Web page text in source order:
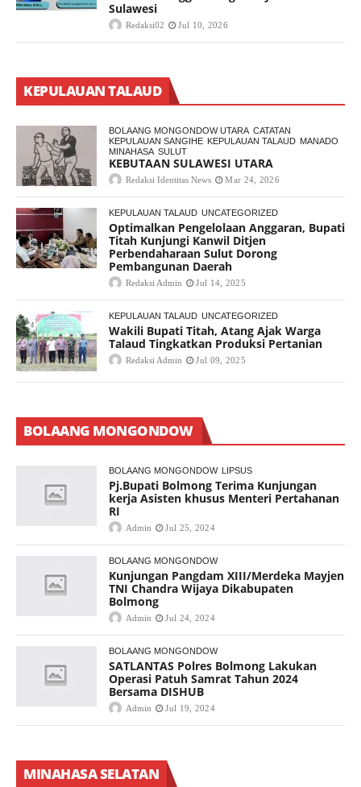
Sulawesi
Redaksi02 Jul 10, 2026
KEPULAUAN TALAUD
BOLAANG MONGONDOW UTARA CATATAN
KEPULAUAN SANGIHE KEPULAUAN TALAUD MANADO
MINAHASA SULUT
KEBUTAAN SULAWESI UTARA
Redaksi Identitas News Mar 24, 2026
KEPULAUAN TALAUD UNCATEGORIZED
Optimalkan Pengelolaan Anggaran, Bupati
Titah Kunjungi Kanwil Ditjen
Perbendaharaan Sulut Dorong
Pembangunan Daerah
Redaksi Admin Jul 14, 2025
KEPULAUAN TALAUD UNCATEGORIZED
Wakili Bupati Titah, Atang Ajak Warga
Talaud Tingkatkan Produksi Pertanian
Redaksi Admin Jul 09, 2025
BOLAANG MONGONDOW
BOLAANG MONGONDOW LIPSUS
Pj.Bupati Bolmong Terima Kunjungan
kerja Asisten khusus Menteri Pertahanan
RI
Admin Jul 25, 2024
BOLAANG MONGONDOW
Kunjungan Pangdam XIII/Merdeka Mayjen
TNI Chandra Wijaya Dikabupaten
Bolmong
Admin Jul 24, 2024
BOLAANG MONGONDOW
SATLANTAS Polres Bolmong Lakukan
Operasi Patuh Samrat Tahun 2024
Bersama DISHUB
Admin Jul 19, 2024
MINAHASA SELATAN